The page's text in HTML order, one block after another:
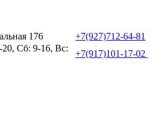
176
+7(927)712-64-81
Сб: 9-16, Вс:
+7(917)101-17-02